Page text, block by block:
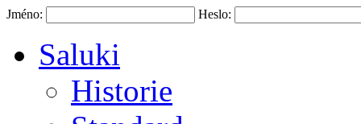
Jméno: Heslo:
Saluki
Historie